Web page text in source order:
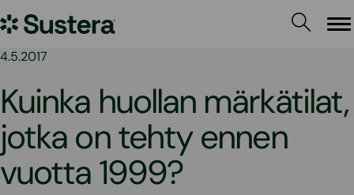
sisältöön
Sustera
4.5.2017
Kuinka huollan märkätilat,
jotka on tehty ennen
vuotta 1999?